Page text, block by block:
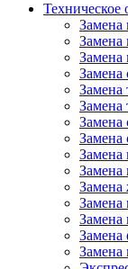
Техническое
Замена
Замена
Замена
Замена
Замена
Замена
Замена
Замена
Замена
Замена
Замена
Замена
Замена
Замена